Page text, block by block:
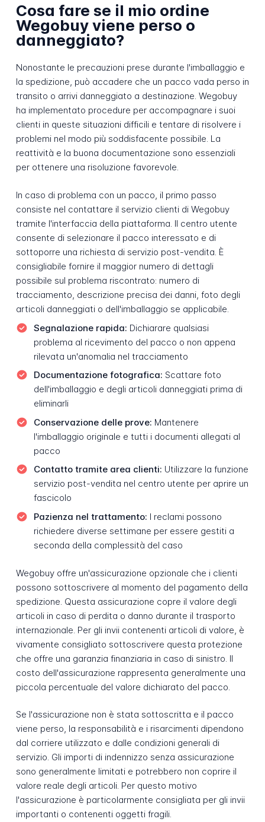
Cosa fare se il mio ordine
Wegobuy viene perso o
danneggiato?
Nonostante le precauzioni prese durante l'imballaggio e
la spedizione, può accadere che un pacco vada perso in
transito o arrivi danneggiato a destinazione. Wegobuy
ha implementato procedure per accompagnare i suoi
clienti in queste situazioni difficili e tentare di risolvere i
problemi nel modo più soddisfacente possibile. La
reattività e la buona documentazione sono essenziali
per ottenere una risoluzione favorevole.
In caso di problema con un pacco, il primo passo
consiste nel contattare il servizio clienti di Wegobuy
tramite l'interfaccia della piattaforma. Il centro utente
consente di selezionare il pacco interessato e di
sottoporre una richiesta di servizio post-vendita. È
consigliabile fornire il maggior numero di dettagli
possibile sul problema riscontrato: numero di
tracciamento, descrizione precisa dei danni, foto degli
articoli danneggiati o dell'imballaggio se applicabile.
Segnalazione rapida: Dichiarare qualsiasi
problema al ricevimento del pacco o non appena
rilevata un'anomalia nel tracciamento
Documentazione fotografica: Scattare foto
dell'imballaggio e degli articoli danneggiati prima di
eliminarli
Conservazione delle prove: Mantenere
l'imballaggio originale e tutti i documenti allegati al
pacco
Contatto tramite area clienti: Utilizzare la funzione
servizio post-vendita nel centro utente per aprire un
fascicolo
Pazienza nel trattamento: I reclami possono
richiedere diverse settimane per essere gestiti a
seconda della complessità del caso
Wegobuy offre un'assicurazione opzionale che i clienti
possono sottoscrivere al momento del pagamento della
spedizione. Questa assicurazione copre il valore degli
articoli in caso di perdita o danno durante il trasporto
internazionale. Per gli invii contenenti articoli di valore, è
vivamente consigliato sottoscrivere questa protezione
che offre una garanzia finanziaria in caso di sinistro. Il
costo dell'assicurazione rappresenta generalmente una
piccola percentuale del valore dichiarato del pacco.
Se l'assicurazione non è stata sottoscritta e il pacco
viene perso, la responsabilità e i risarcimenti dipendono
dal corriere utilizzato e dalle condizioni generali di
servizio. Gli importi di indennizzo senza assicurazione
sono generalmente limitati e potrebbero non coprire il
valore reale degli articoli. Per questo motivo
l'assicurazione è particolarmente consigliata per gli invii
importanti o contenenti oggetti fragili.